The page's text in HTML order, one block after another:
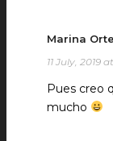
Marina
11 July, 2019
Pues creo
mucho